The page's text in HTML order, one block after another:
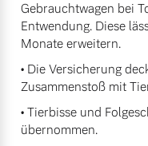
Gebrauchtwagen bei
Entwendung. Diese
Monate erweitern.
• Die Versicherung
Zusammenstoß mit
• Tierbisse und
übernommen.